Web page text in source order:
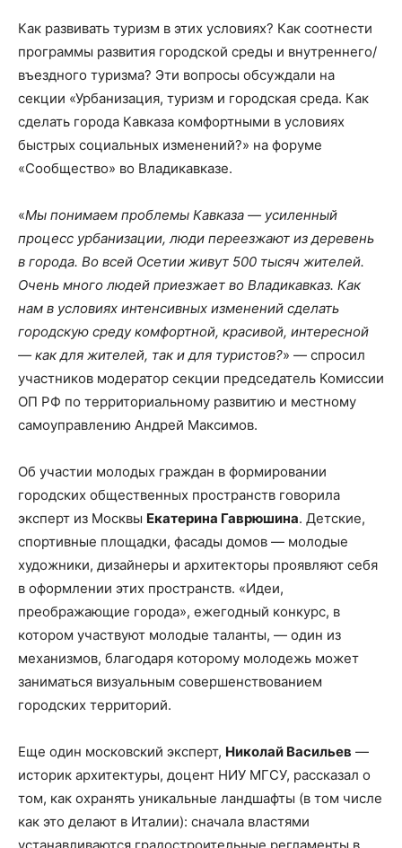
Как развивать туризм в этих условиях? Как соотнести
программы развития городской среды и внутреннего/
въездного туризма? Эти вопросы обсуждали на
секции «Урбанизация, туризм и городская среда. Как
сделать города Кавказа комфортными в условиях
быстрых социальных изменений?» на форуме
«Сообщество» во Владикавказе.
«Мы понимаем проблемы Кавказа — усиленный
процесс урбанизации, люди переезжают из деревень
в города. Во всей Осетии живут 500 тысяч жителей.
Очень много людей приезжает во Владикавказ. Как
нам в условиях интенсивных изменений сделать
городскую среду комфортной, красивой, интересной
— как для жителей, так и для туристов?» — спросил
участников модератор секции председатель Комиссии
ОП РФ по территориальному развитию и местному
самоуправлению Андрей Максимов.
Об участии молодых граждан в формировании
городских общественных пространств говорила
эксперт из Москвы Екатерина Гаврюшина. Детские,
спортивные площадки, фасады домов — молодые
художники, дизайнеры и архитекторы проявляют себя
в оформлении этих пространств. «Идеи,
преображающие города», ежегодный конкурс, в
котором участвуют молодые таланты, — один из
механизмов, благодаря которому молодежь может
заниматься визуальным совершенствованием
городских территорий.
Еще один московский эксперт, Николай Васильев —
историк архитектуры, доцент НИУ МГСУ, рассказал о
том, как охранять уникальные ландшафты (в том числе
как это делают в Италии): сначала властями